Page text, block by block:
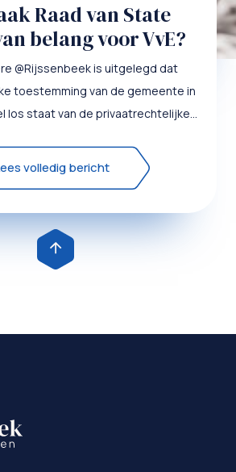
Raad van State
belang voor VvE?
@Rijssenbeek is uitgelegd dat
toestemming van de gemeente in
los staat van de privaatrechtelijke
volledig bericht